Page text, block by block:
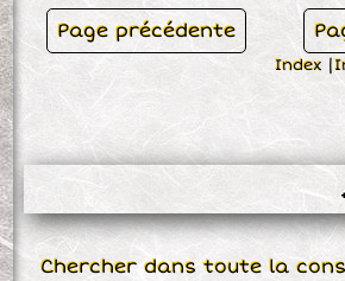
Page précédente
Index|
Chercher dans toute la